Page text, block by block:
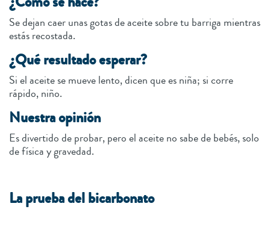
Se dejan caer unas gotas de aceite sobre tu barriga mientras
estás recostada.
¿Qué resultado esperar?
Si el aceite se mueve lento, dicen que es niña; si corre
rápido, niño.
Nuestra opinión
Es divertido de probar, pero el aceite no sabe de bebés, solo
de física y gravedad.
La prueba del bicarbonato